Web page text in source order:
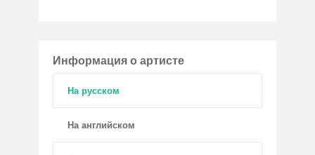
Информация о артисте
На русском
На английском